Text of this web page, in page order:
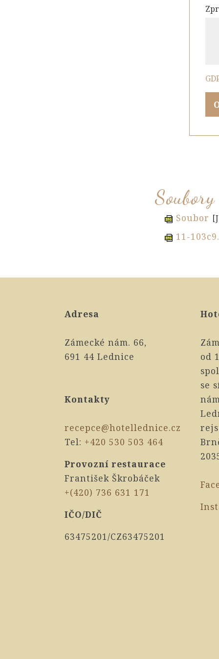
Soubor
11-
Adresa
Zámecké nám. 66,
691 44 Lednice
Kontakty
recepce@hotellednice.cz
Tel: +420 530 503 464
Provozní restaurace
František Škrobáček
+(420) 736 631 171
IČO/DIČ
63475201/CZ63475201
od
se